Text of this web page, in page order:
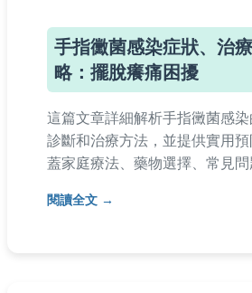
手指黴菌感染症狀、治
略：擺脫癢痛困擾
這篇文章詳細解析手指黴菌感染
診斷和治療方法，並提供實用
蓋家庭療法、藥物選擇、常見
所有受困擾的讀者參考。
閱讀全文